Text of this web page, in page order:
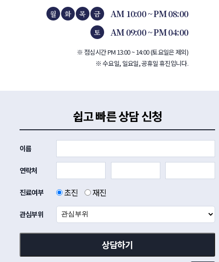
월 화 목 금 AM 10:00 ~ PM 08:00
토 AM 09:00 ~ PM 04:00
※ 점심시간 PM 13:00 ~ 14:00 (토요일은 제외)
※ 수요일, 일요일, 공휴일 휴진입니다.
쉽고 빠른 상담 신청
이름
연락처
진료여부 초진 재진
관심부위